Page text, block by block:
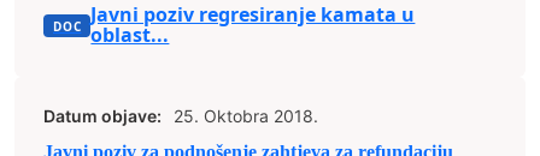
Javni poziv regresiranje kamata u
oblast...
Datum objave:
25. Oktobra 2018.
Javni poziv za podnošenje zahtjeva za refundaciju